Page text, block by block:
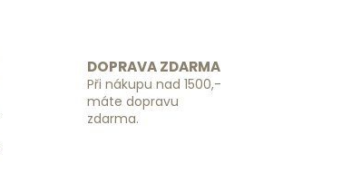
DOPRAVA ZDARMA
Při nákupu nad 1500,-
máte dopravu
zdarma.